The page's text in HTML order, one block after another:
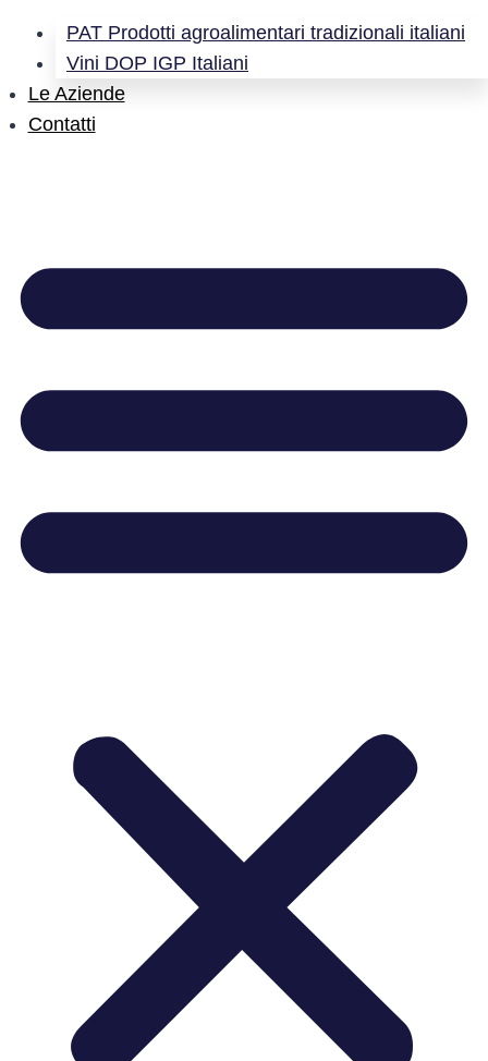
PAT Prodotti agroalimentari tradizionali italiani
Vini DOP IGP Italiani
Le Aziende
Contatti